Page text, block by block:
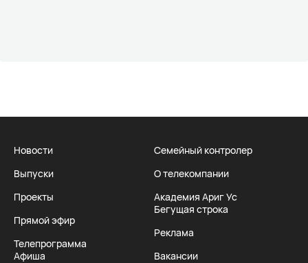
Новости
Выпуски
Проекты
Прямой эфир
Телепрограмма
Афиша
Семейный контролер
О телекомпании
Академия Ариг Ус
Бегущая строка
Реклама
Вакансии